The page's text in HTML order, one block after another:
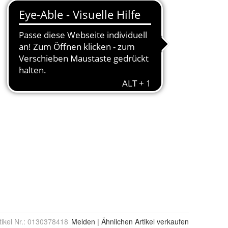
Nr.: 0130378418 Melden | Ähnlichen Artikel verkaufen